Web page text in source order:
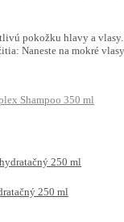
pokožku hlavy a
Naneste na mokré
Shampoo 350 ml
250 ml